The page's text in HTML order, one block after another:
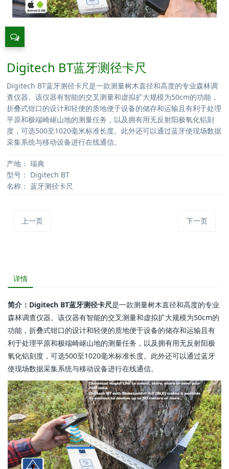
Digitech BT蓝牙测径卡尺
Digitech BT蓝牙测径卡尺是一款测量树木直径和高度的专业森林调
查仪器。该仪器有智能的交叉测量和虚拟扩大规模为50cm的功能，
折叠式钳口的设计和轻便的质地便于设备的储存和运输且有利于处理
平原和极端崎岖山地的测量任务，以及拥有用无反射阳极氧化铝刻
度，可选500至1020毫米标准长度。此外还可以通过蓝牙使现场数据
采集系统与移动设备进行在线通信。
产地： 瑞典
型号： Digitech BT
名称： 蓝牙测径卡尺
上一页 下一页
详情
简介：Digitech BT蓝牙测径卡尺是一款测量树木直径和高度的专业
森林调查仪器。该仪器有智能的交叉测量和虚拟扩大规模为50cm的
功能，折叠式钳口的设计和轻便的质地便于设备的储存和运输且有
利于处理平原和极端崎岖山地的测量任务，以及拥有用无反射阳极
氧化铝刻度，可选500至1020毫米标准长度。此外还可以通过蓝牙
使现场数据采集系统与移动设备进行在线通信。